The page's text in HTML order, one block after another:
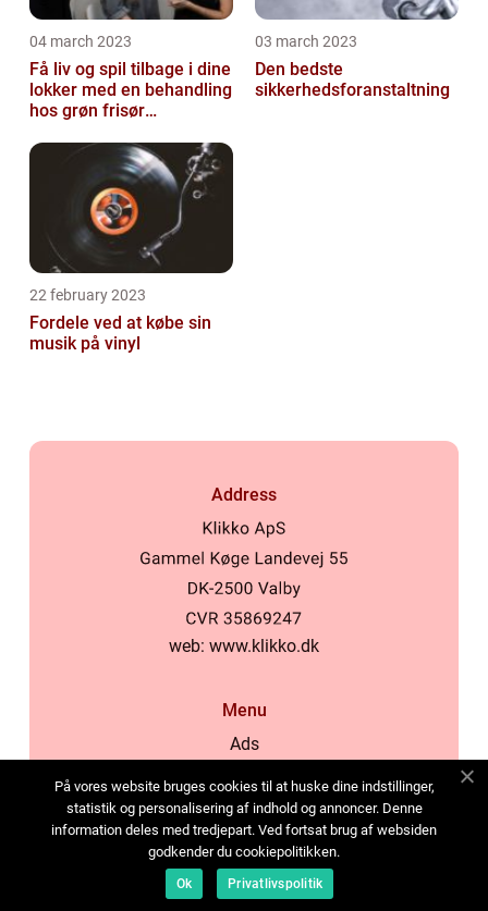
04 march 2023
Få liv og spil tilbage i dine
lokker med en behandling
hos grøn frisør
03 march 2023
Den bedste
sikkerhedsforanstaltning
22 february 2023
Fordele ved at købe sin
musik på vinyl
Address
web: www.klikko.dk
Menu
Ads
Cookies
Contact
Sitemap
På vores website bruges cookies til at huske dine indstillinger,
statistik og personalisering af indhold og annoncer. Denne
information deles med tredjepart. Ved fortsat brug af websiden
godkender du cookiepolitikken.
Ok Privatlivspolitik